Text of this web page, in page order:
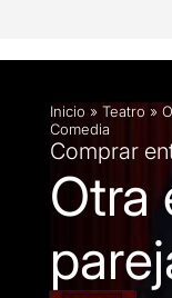
Inicio » Teatro »
Comedia
Comprar
Otra